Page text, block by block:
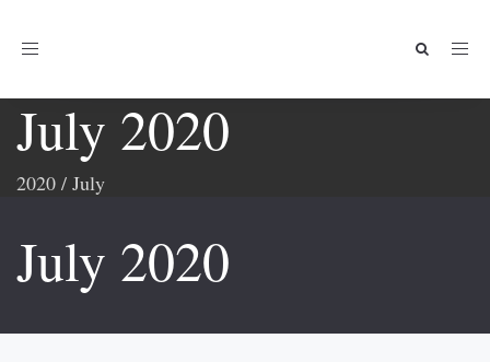
Toggle
July 2020
2020 / July
July 2020